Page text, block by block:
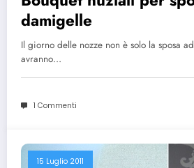
damigelle
Il giorno delle nozze non è solo la sposa
avranno…
1 Commenti
15 Luglio 2011